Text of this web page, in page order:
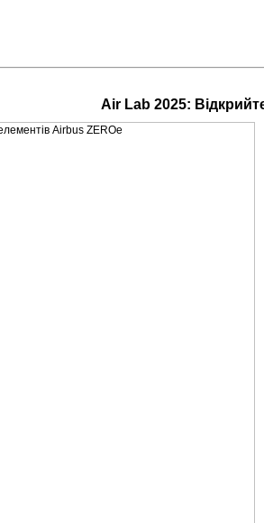
Air Lab 2025: